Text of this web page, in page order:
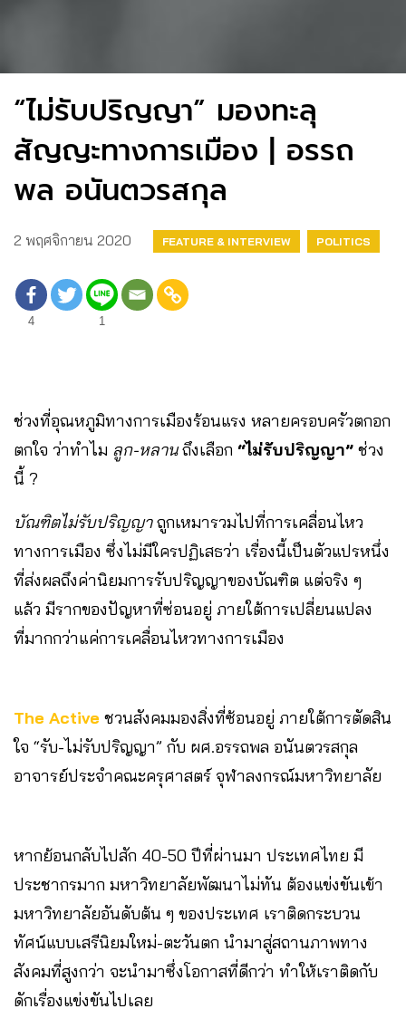
“ไม่รับปริญญา” มองทะลุ
สัญญะทางการเมือง | อรรถ
พล อนันตวรสกุล
2 พฤศจิกายน 2020 FEATURE & INTERVIEW POLITICS
4 1
ช่วงที่อุณหภูมิทางการเมืองร้อนแรง หลายครอบครัวตกอก
ตกใจ ว่าทำไม ลูก-หลานถึงเลือก “ไม่รับปริญญา” ช่วง
นี้ ?
บัณฑิตไม่รับปริญญาถูกเหมารวมไปที่การเคลื่อนไหว
ทางการเมือง ซึ่งไม่มีใครปฏิเสธว่า เรื่องนี้เป็นตัวแปรหนึ่ง
ที่ส่งผลถึงค่านิยมการรับปริญญาของบัณฑิต แต่จริง ๆ
แล้ว มีรากของปัญหาที่ซ่อนอยู่ ภายใต้การเปลี่ยนแปลง
ที่มากกว่าแค่การเคลื่อนไหวทางการเมือง
The Active ชวนสังคมมองสิ่งที่ซ้อนอยู่ ภายใต้การตัดสิน
ใจ “รับ-ไม่รับปริญญา” กับ ผศ.อรรถพล อนันตวรสกุล
อาจารย์ประจำคณะครุศาสตร์ จุฬาลงกรณ์มหาวิทยาลัย
หากย้อนกลับไปสัก 40-50 ปีที่ผ่านมา ประเทศไทย มี
ประชากรมาก มหาวิทยาลัยพัฒนาไม่ทัน ต้องแข่งขันเข้า
มหาวิทยาลัยอันดับต้น ๆ ของประเทศ เราติดกระบวน
ทัศน์แบบเสรีนิยมใหม่-ตะวันตก นำมาสู่สถานภาพทาง
สังคมที่สูงกว่า จะนำมาซึ่งโอกาสที่ดีกว่า ทำให้เราติดกับ
ดักเรื่องแข่งขันไปเลย